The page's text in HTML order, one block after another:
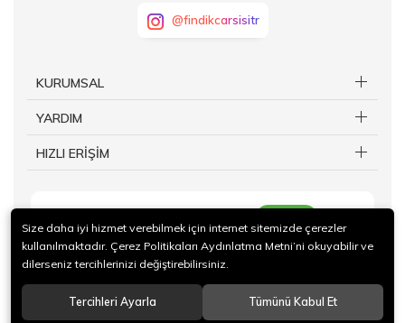
@findikcarsisitr
KURUMSAL
YARDIM
HIZLI ERİŞİM
Size daha iyi hizmet verebilmek için internet sitemizde çerezler
kullanılmaktadır. Çerez Politikaları Aydınlatma Metni’ni okuyabilir ve
dilerseniz tercihlerinizi değiştirebilirsiniz.
Tercihleri Ayarla Tümünü Kabul Et